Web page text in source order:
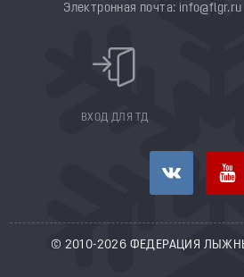
Электронная почта: info@flgr.ru
ВХОД ДЛЯ ТД
© 2010-2026 ФЕДЕРАЦИЯ